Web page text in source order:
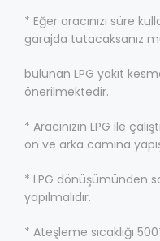
* Eğer aracınızı süre
garajda tutacaksanız
bulunan LPG yakıt
önerilmektedir.
* Aracınızın LPG ile
ön ve arka camına
* LPG dönüşümünden
yapılmalıdır.
* Ateşleme sıcaklığı